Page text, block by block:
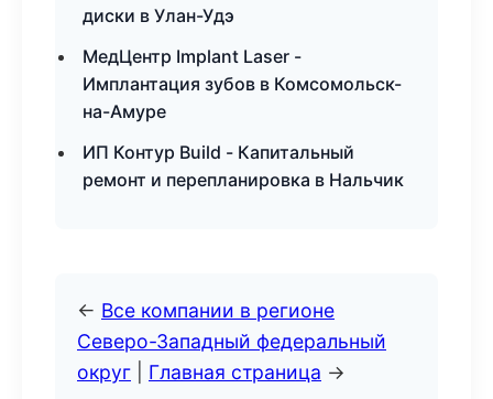
диски в Улан-Удэ
МедЦентр Implant Laser -
Имплантация зубов в Комсомольск-
на-Амуре
ИП Контур Build - Капитальный
ремонт и перепланировка в Нальчик
← Все компании в регионе
Северо-Западный федеральный
округ
Главная страница →